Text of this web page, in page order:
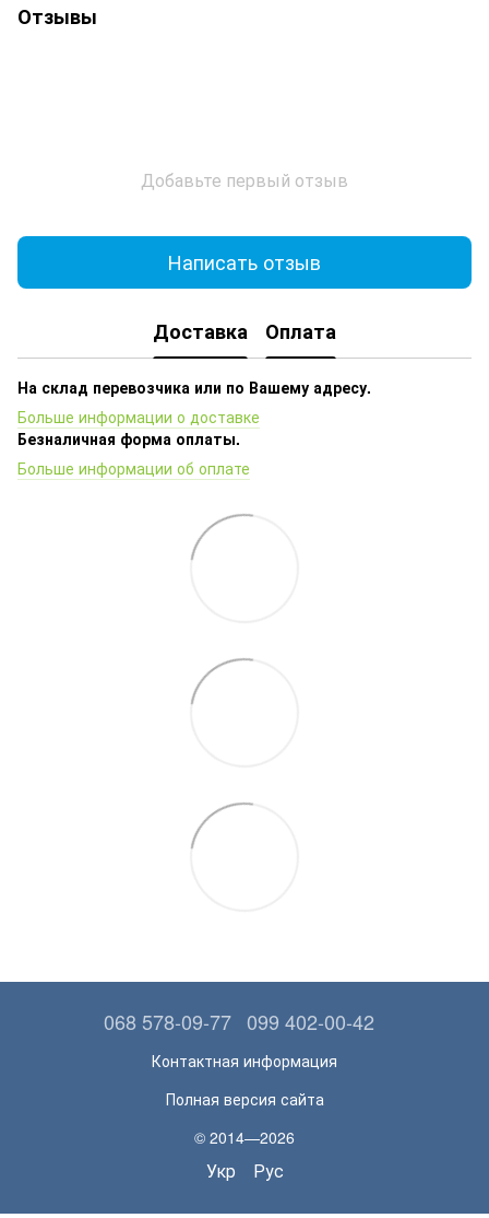
Отзывы
Добавьте первый отзыв
Написать отзыв
Доставка Оплата
На склад перевозчика или по Вашему адресу.
Больше информации о доставке
Безналичная форма оплаты.
Больше информации об оплате
068 578-09-77 099 402-00-42
Контактная информация
Полная версия сайта
© 2014—2026
Укр Рус